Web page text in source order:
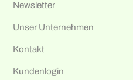
Newsletter
Unser Unternehmen
Kontakt
Kundenlogin